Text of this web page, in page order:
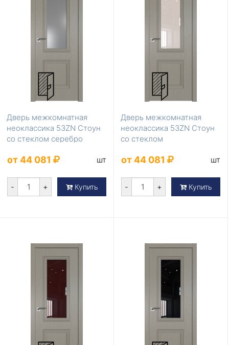
Дверь межкомнатная
неоклассика 53ZN Стоун
со стеклом серебро
от 44 081 шт
- + Купить
Дверь межкомнатная
неоклассика 53ZN Стоун
со стеклом
от 44 081 шт
- + Купить